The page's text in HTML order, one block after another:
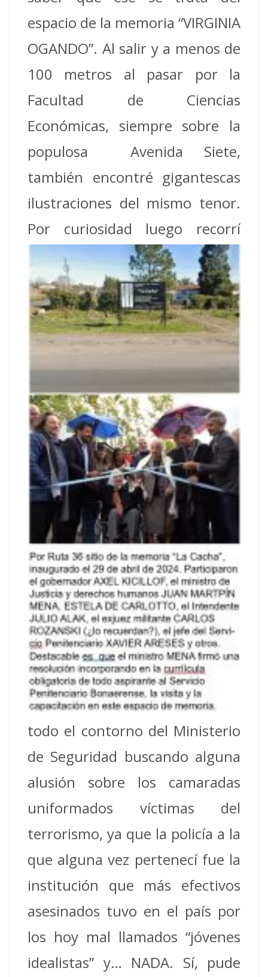
espacio de la memoria “VIRGINIA
OGANDO”. Al salir y a menos de
100 metros al pasar por la
Facultad de Ciencias
Económicas, siempre sobre la
populosa Avenida Siete,
también encontré gigantescas
ilustraciones del mismo tenor.
Por curiosidad luego recorrí
todo el contorno del Ministerio
de Seguridad buscando alguna
alusión sobre los camaradas
uniformados víctimas del
terrorismo, ya que la policía a la
que alguna vez pertenecí fue la
institución que más efectivos
asesinados tuvo en el país por
los hoy mal llamados “jóvenes
idealistas” y… NADA. Sí, pude